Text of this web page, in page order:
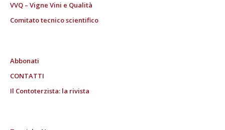
VVQ – Vigne Vini e Qualità
Comitato tecnico scientifico
Abbonati
CONTATTI
Il Contoterzista: la rivista